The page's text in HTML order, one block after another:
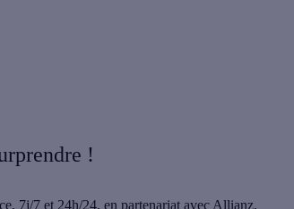
!
7j/7 et 24h/24, en partenariat avec Allianz.